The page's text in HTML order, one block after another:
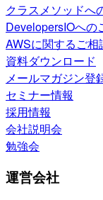
クラスメソッドへ
DevelopersIOへの
AWSに関するご相
資料ダウンロード
メールマガジン登
セミナー情報
採用情報
会社説明会
勉強会
運営会社